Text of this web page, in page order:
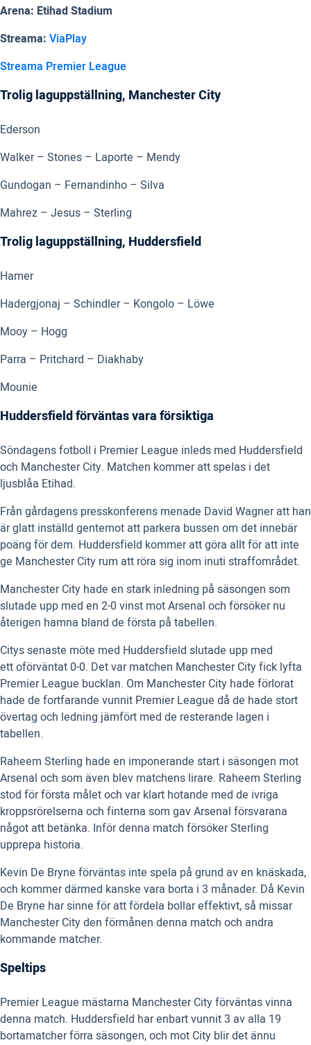
Arena: Etihad Stadium
Streama: ViaPlay
Streama Premier League
Trolig laguppställning, Manchester City
Ederson
Walker – Stones – Laporte – Mendy
Gundogan – Fernandinho – Silva
Mahrez – Jesus – Sterling
Trolig laguppställning, Huddersfield
Hamer
Hadergjonaj – Schindler – Kongolo – Löwe
Mooy – Hogg
Parra – Pritchard – Diakhaby
Mounie
Huddersfield förväntas vara försiktiga
Söndagens fotboll i Premier League inleds med Huddersfield
och Manchester City. Matchen kommer att spelas i det
ljusblåa Etihad.
Från gårdagens presskonferens menade David Wagner att han
är glatt inställd gentemot att parkera bussen om det innebär
poäng för dem. Huddersfield kommer att göra allt för att inte
ge Manchester City rum att röra sig inom inuti straffområdet.
Manchester City hade en stark inledning på säsongen som
slutade upp med en 2-0 vinst mot Arsenal och försöker nu
återigen hamna bland de första på tabellen.
Citys senaste möte med Huddersfield slutade upp med
ett oförväntat 0-0. Det var matchen Manchester City fick lyfta
Premier League bucklan. Om Manchester City hade förlorat
hade de fortfarande vunnit Premier League då de hade stort
övertag och ledning jämfört med de resterande lagen i
tabellen.
Raheem Sterling hade en imponerande start i säsongen mot
Arsenal och som även blev matchens lirare. Raheem Sterling
stod för första målet och var klart hotande med de ivriga
kroppsrörelserna och finterna som gav Arsenal försvarana
något att betänka. Inför denna match försöker Sterling
upprepa historia.
Kevin De Bryne förväntas inte spela på grund av en knäskada,
och kommer därmed kanske vara borta i 3 månader. Då Kevin
De Bryne har sinne för att fördela bollar effektivt, så missar
Manchester City den förmånen denna match och andra
kommande matcher.
Speltips
Premier League mästarna Manchester City förväntas vinna
denna match. Huddersfield har enbart vunnit 3 av alla 19
bortamatcher förra säsongen, och mot City blir det ännu